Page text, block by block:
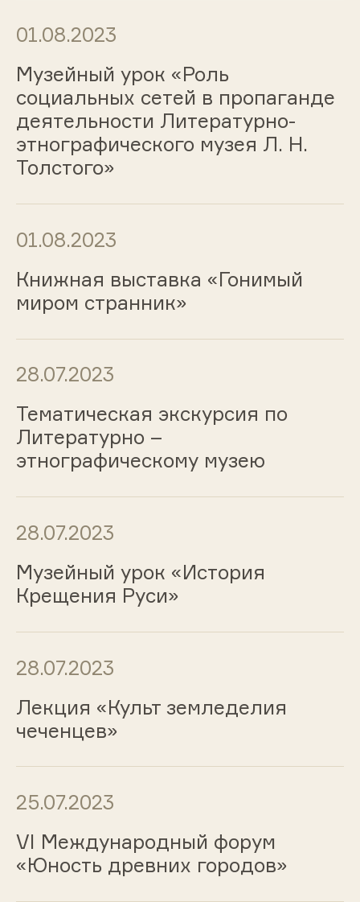
01.08.2023
Музейный урок «Роль
социальных сетей в пропаганде
деятельности Литературно-
этнографического музея Л. Н.
Толстого»
01.08.2023
Книжная выставка «Гонимый
миром странник»
28.07.2023
Тематическая экскурсия по
Литературно –
этнографическому музею
28.07.2023
Музейный урок «История
Крещения Руси»
28.07.2023
Лекция «Культ земледелия
чеченцев»
25.07.2023
VI Международный форум
«Юность древних городов»